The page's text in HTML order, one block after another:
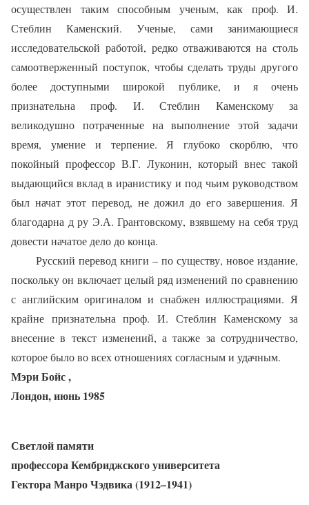
осуществлен таким способным ученым, как проф. И.
Стеблин Каменский. Ученые, сами занимающиеся
исследовательской работой, редко отваживаются на столь
самоотверженный поступок, чтобы сделать труды другого
более доступными широкой публике, и я очень
признательна проф. И. Стеблин Каменскому за
великодушно потраченные на выполнение этой задачи
время, умение и терпение. Я глубоко скорблю, что
покойный профессор В.Г. Луконин, который внес такой
выдающийся вклад в иранистику и под чьим руководством
был начат этот перевод, не дожил до его завершения. Я
благодарна д ру Э.А. Грантовскому, взявшему на себя труд
довести начатое дело до конца.
Русский перевод книги – по существу, новое издание,
поскольку он включает целый ряд изменений по сравнению
с английским оригиналом и снабжен иллюстрациями. Я
крайне признательна проф. И. Стеблин Каменскому за
внесение в текст изменений, а также за сотрудничество,
которое было во всех отношениях согласным и удачным.
Мэри Бойс ,
Лондон, июнь 1985
Светлой памяти
профессора Кембриджского университета
Гектора Манро Чэдвика (1912–1941)